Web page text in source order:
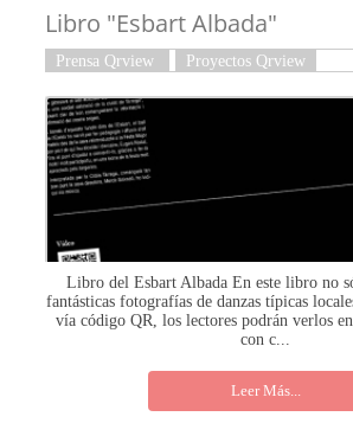
Libro "Esbart Albada"
Prensa Qrview Proyectos Qrview
Libro del Esbart Albada En este libro no
fantásticas fotografías de danzas típicas
vía código QR, los lectores podrán verlos
con c...
Leer Más...